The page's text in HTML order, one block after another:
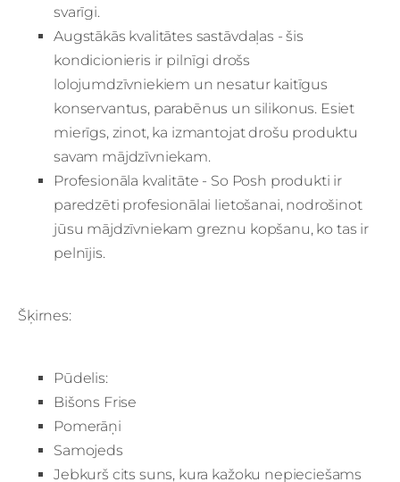
svarīgi.
Augstākās kvalitātes sastāvdaļas - šis
kondicionieris ir pilnīgi drošs
lolojumdzīvniekiem un nesatur kaitīgus
konservantus, parabēnus un silikonus. Esiet
mierīgs, zinot, ka izmantojat drošu produktu
savam mājdzīvniekam.
Profesionāla kvalitāte - So Posh produkti ir
paredzēti profesionālai lietošanai, nodrošinot
jūsu mājdzīvniekam greznu kopšanu, ko tas ir
pelnījis.
Šķirnes:
Pūdelis:
Bišons Frise
Pomerāņi
Samojeds
Jebkurš cits suns, kura kažoku nepieciešams